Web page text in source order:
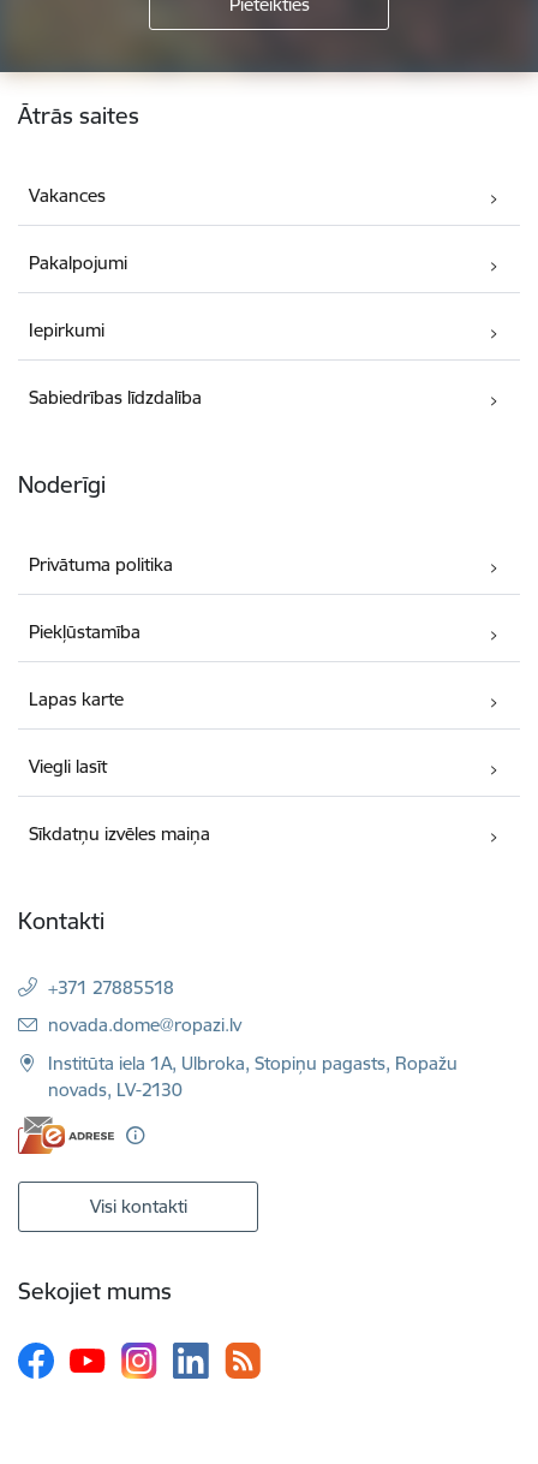
Kājene
Ātrās saites
Vakances
Pakalpojumi
Iepirkumi
Sabiedrības līdzdalība
Noderīgi
Privātuma politika
Piekļūstamība
Lapas karte
Viegli lasīt
Sīkdatņu izvēles maiņa
Kontakti
+371 27885518
E-pasts:
novada.dome@ropazi.lv
Institūta iela 1A, Ulbroka, Stopiņu pagasts, Ropažu
novads, LV-2130
Visi kontakti
Sekojiet mums